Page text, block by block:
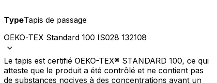
TypeTapis de passage
OEKO-TEX Standard 100 IS028 132108
Le tapis est certifié OEKO-TEX® STANDARD 100, ce qui
atteste que le produit a été contrôlé et ne contient pas
de substances nocives à des concentrations ayant un